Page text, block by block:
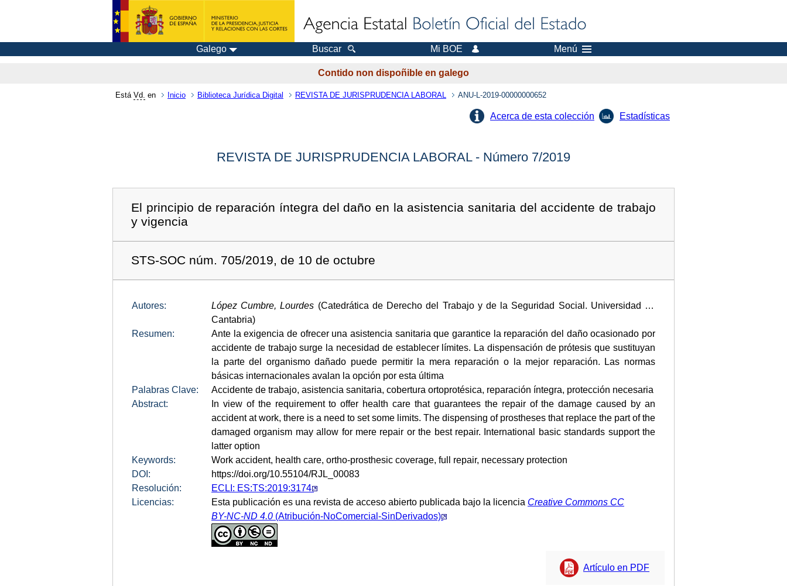
Galego Buscar Mi BOE Menú
Contido non dispoñible en galego
Está Vd. en Inicio Biblioteca Jurídica Digital REVISTA DE JURISPRUDENCIA LABORAL ANU-L-2019-00000000652
Acerca de esta colección Estadísticas
REVISTA DE JURISPRUDENCIA LABORAL - Número 7/2019
El principio de reparación íntegra del daño en la asistencia sanitaria del accidente de trabajo
y vigencia
STS-SOC núm. 705/2019, de 10 de octubre
Autores: López Cumbre, Lourdes (Catedrática de Derecho del Trabajo y de la Seguridad Social. Universidad de
Cantabria)
Resumen:
Ante la exigencia de ofrecer una asistencia sanitaria que garantice la reparación del daño ocasionado por
accidente de trabajo surge la necesidad de establecer límites. La dispensación de prótesis que sustituyan
la parte del organismo dañado puede permitir la mera reparación o la mejor reparación. Las normas
básicas internacionales avalan la opción por esta última
Palabras Clave:
Accidente de trabajo, asistencia sanitaria, cobertura ortoprotésica, reparación íntegra, protección necesaria
Abstract:
In view of the requirement to offer health care that guarantees the repair of the damage caused by an
accident at work, there is a need to set some limits. The dispensing of prostheses that replace the part of the
damaged organism may allow for mere repair or the best repair. International basic standards support the
latter option
Keywords:
Work accident, health care, ortho-prosthesic coverage, full repair, necessary protection
DOI:
https://doi.org/10.55104/RJL_00083
Resolución:
ECLI: ES:TS:2019:3174
Licencias:
Esta publicación es una revista de acceso abierto publicada bajo la licencia Creative Commons CC
BY-NC-ND 4.0 (Atribución-NoComercial-SinDerivados)
Artículo en PDF